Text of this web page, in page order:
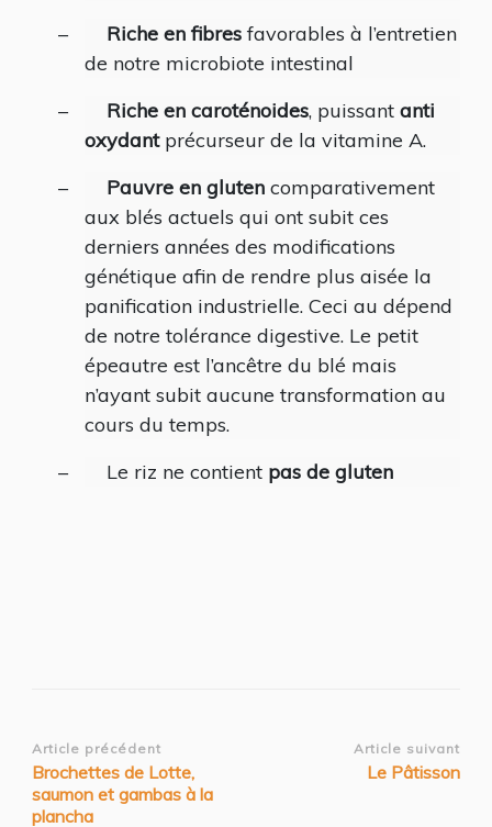
–
Riche en fibres favorables à l’entretien
de notre microbiote intestinal
–
Riche en caroténoides, puissant anti
oxydant précurseur de la vitamine A.
–
Pauvre en gluten comparativement
aux blés actuels qui ont subit ces
derniers années des modifications
génétique afin de rendre plus aisée la
panification industrielle. Ceci au dépend
de notre tolérance digestive. Le petit
épeautre est l’ancêtre du blé mais
n’ayant subit aucune transformation au
cours du temps.
–
Le riz ne contient pas de gluten
Navigation
d’article
Article précédent
Brochettes de Lotte,
saumon et gambas à la
plancha
Article suivant
Le Pâtisson